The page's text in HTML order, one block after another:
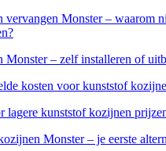
vervangen Monster – waarom
Monster – zelf installeren of
kosten voor kunststof
lagere kunststof kozijnen
Monster – je eerste